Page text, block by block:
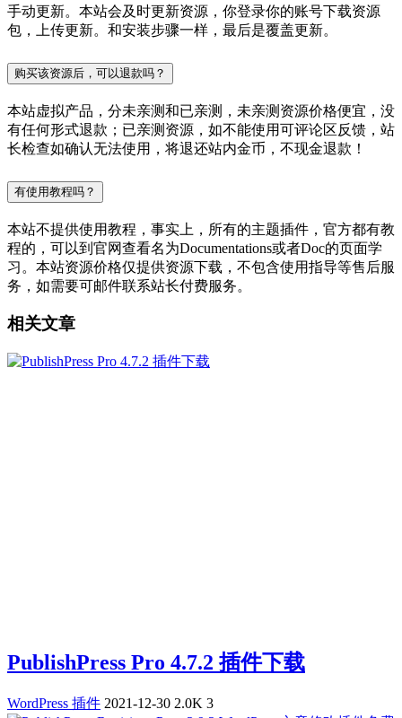
手动更新。本站会及时更新资源，你登录你的账号下载资源
包，上传更新。和安装步骤一样，最后是覆盖更新。
购买该资源后，可以退款吗？
本站虚拟产品，分未亲测和已亲测，未亲测资源价格便宜，没
有任何形式退款；已亲测资源，如不能使用可评论区反馈，站
长检查如确认无法使用，将退还站内金币，不现金退款！
有使用教程吗？
本站不提供使用教程，事实上，所有的主题插件，官方都有教
程的，可以到官网查看名为Documentations或者Doc的页面学
习。本站资源价格仅提供资源下载，不包含使用指导等售后服
务，如需要可邮件联系站长付费服务。
相关文章
PublishPress Pro 4.7.2 插件下载
WordPress 插件 2021-12-30 2.0K 3